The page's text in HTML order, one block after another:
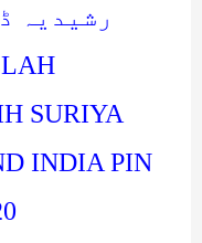
رشیدیہ
SURIYA
INDIA PIN